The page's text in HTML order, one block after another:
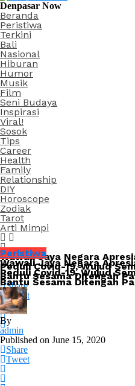
Denpasar Now
Beranda
Peristiwa
Terkini
Bali
Nasional
Hiburan
Humor
Musik
Film
Seni Budaya
Inspirasi
Viral!
Sosok
Tips
Career
Health
Family
Relationship
DIY
Horoscope
Zodiak
Tarot
Arti Mimpi
Wawali Jaya Negara
Peduli Covid-19, Wujud
Bantu Sesama Ditengah
Share
Tweet
Peristiwa
Wawali Jaya Negara
Peduli Covid-19, Wujud
Bantu Sesama Ditengah
By
admin
Published on June 15, 2020
Share
Tweet